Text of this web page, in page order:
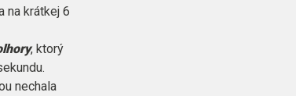
na krátkej 6
, ktorý
nechala